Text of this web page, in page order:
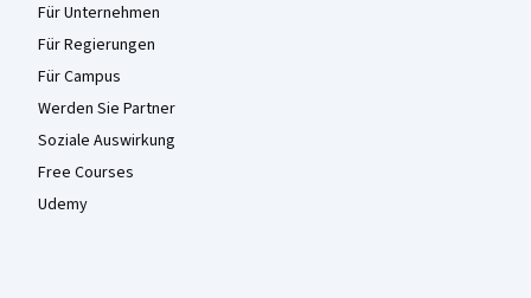
Für Unternehmen
Für Regierungen
Für Campus
Werden Sie Partner
Soziale Auswirkung
Free Courses
Udemy